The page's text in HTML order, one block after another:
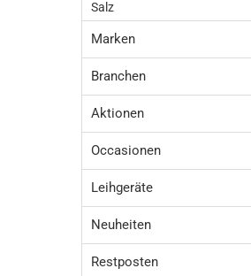
Salz
Marken
Branchen
Aktionen
Occasionen
Leihgeräte
Neuheiten
Restposten